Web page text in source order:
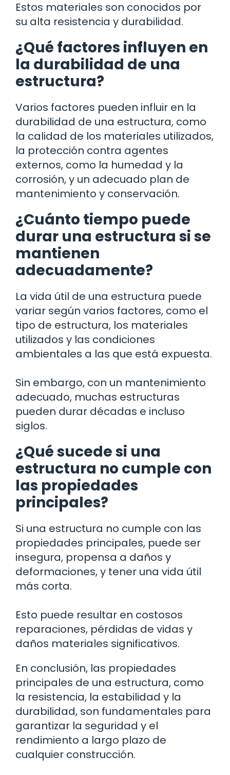
Estos materiales son conocidos por
su alta resistencia y durabilidad.
¿Qué factores influyen en
la durabilidad de una
estructura?
Varios factores pueden influir en la
durabilidad de una estructura, como
la calidad de los materiales utilizados,
la protección contra agentes
externos, como la humedad y la
corrosión, y un adecuado plan de
mantenimiento y conservación.
¿Cuánto tiempo puede
durar una estructura si se
mantienen
adecuadamente?
La vida útil de una estructura puede
variar según varios factores, como el
tipo de estructura, los materiales
utilizados y las condiciones
ambientales a las que está expuesta.
Sin embargo, con un mantenimiento
adecuado, muchas estructuras
pueden durar décadas e incluso
siglos.
¿Qué sucede si una
estructura no cumple con
las propiedades
principales?
Si una estructura no cumple con las
propiedades principales, puede ser
insegura, propensa a daños y
deformaciones, y tener una vida útil
más corta.
Esto puede resultar en costosos
reparaciones, pérdidas de vidas y
daños materiales significativos.
En conclusión, las propiedades
principales de una estructura, como
la resistencia, la estabilidad y la
durabilidad, son fundamentales para
garantizar la seguridad y el
rendimiento a largo plazo de
cualquier construcción.